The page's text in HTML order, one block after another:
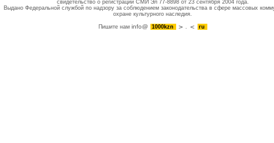
свидетельство о регистрации СМИ Эл 77-8898 от 23 сентября 2004 года.
Выдано Федеральной службой по надзору за соблюдением законодательства в сфере массовых
охране культурного наследия.
Пишите намinfo@ 1000kzn . ru